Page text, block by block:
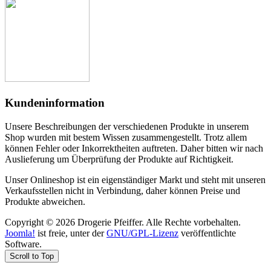
Kundeninformation
Unsere Beschreibungen der verschiedenen Produkte in unserem
Shop wurden mit bestem Wissen zusammengestellt. Trotz allem
können Fehler oder Inkorrektheiten auftreten. Daher bitten wir nach
Auslieferung um Überprüfung der Produkte auf Richtigkeit.
Unser Onlineshop ist ein eigenständiger Markt und steht mit unseren
Verkaufsstellen nicht in Verbindung, daher können Preise und
Produkte abweichen.
Copyright © 2026 Drogerie Pfeiffer. Alle Rechte vorbehalten.
Joomla! ist freie, unter derGNU/GPL-Lizenz veröffentlichte
Software.
Scroll to Top